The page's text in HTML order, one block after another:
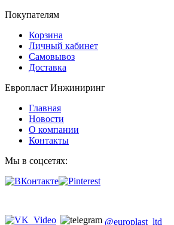
Покупателям
Корзина
Личный кабинет
Самовывоз
Доставка
Европласт Инжиниринг
Главная
Новости
О компании
Контакты
Мы в соцсетях:
@europlast_ltd